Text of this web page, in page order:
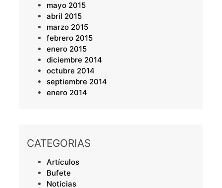
mayo 2015
abril 2015
marzo 2015
febrero 2015
enero 2015
diciembre 2014
octubre 2014
septiembre 2014
enero 2014
CATEGORIAS
Artículos
Bufete
Noticias